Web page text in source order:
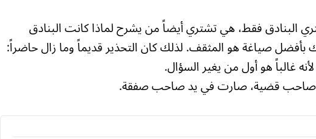
البنادق فقط، هي تشتري أيضاً من يشرح لماذا كانت البنادق
صياغة هو المثقف. لذلك كان التحذير قديماً وما زال حاضراً:
غالباً هو أول من يغير السؤال.
صاحب قضية، صارت في يد صاحب صفقة.